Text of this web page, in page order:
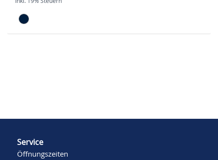
Service
Öffnungszeiten